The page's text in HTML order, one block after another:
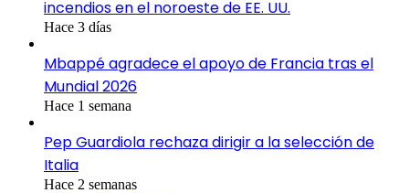
incendios en el noroeste de EE. UU.
Hace 3 días
Mbappé agradece el apoyo de Francia tras el
Mundial 2026
Hace 1 semana
Pep Guardiola rechaza dirigir a la selección de
Italia
Hace 2 semanas